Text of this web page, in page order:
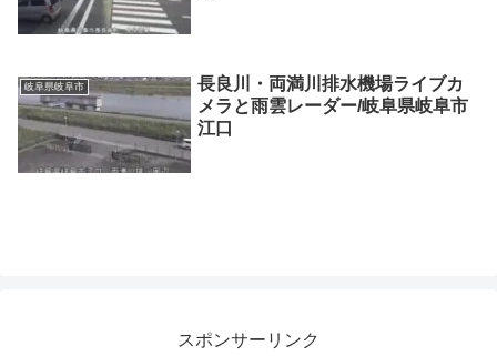
岐阜県岐阜市
長良川・両満川排水機場ライブカ
メラと雨雲レーダー/岐阜県岐阜市
江口
スポンサーリンク